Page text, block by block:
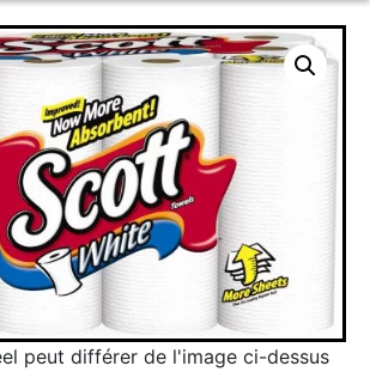
peut différer de l'image ci-dessus